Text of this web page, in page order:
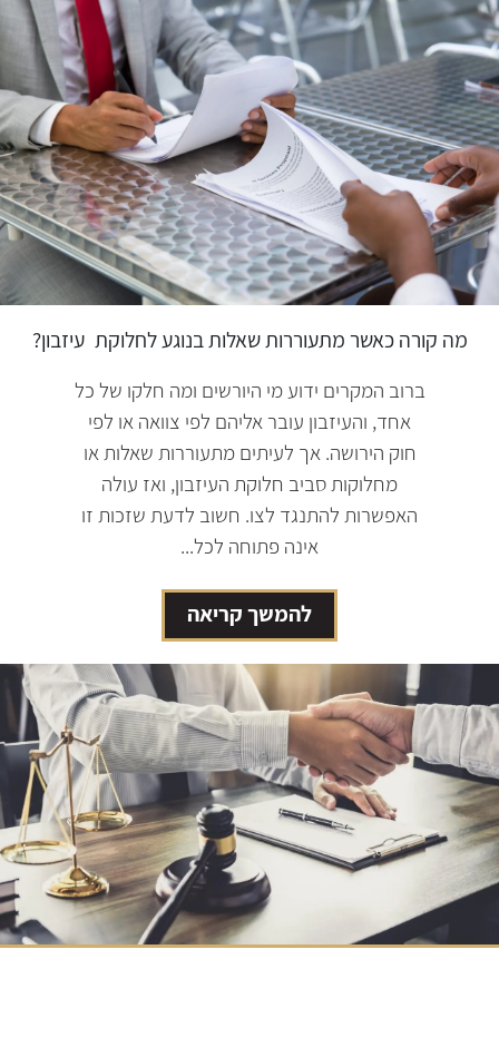
מה קורה כאשר מתעוררות שאלות בנוגע לחלוקת עיזבון?
ברוב המקרים ידוע מי היורשים ומה חלקו של כל
אחד, והעיזבון עובר אליהם לפי צוואה או לפי
חוק הירושה. אך לעיתים מתעוררות שאלות או
מחלוקות סביב חלוקת העיזבון, ואז עולה
האפשרות להתנגד לצו. חשוב לדעת שזכות זו
אינה פתוחה לכל...
להמשך קריאה